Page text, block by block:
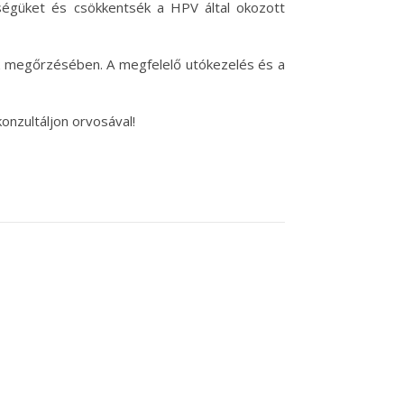
és csökkentsék a HPV által okozott
A megfelelő utókezelés és a
orvosával!